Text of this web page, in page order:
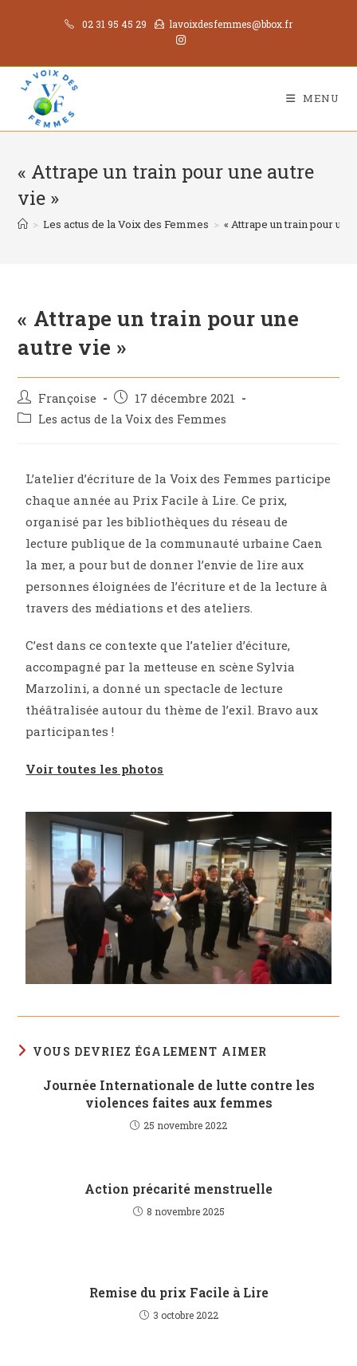
02 31 95 45 29 lavoixdesfemmes@bbox.fr
MENU
« Attrape un train pour une autre
vie »
> Les actus de la Voix des Femmes > « Attrape un train pour
« Attrape un train pour une
autre vie »
Françoise
17 décembre 2021
Les actus de la Voix des Femmes
L’atelier d’écriture de la Voix des Femmes participe
chaque année au Prix Facile à Lire. Ce prix,
organisé par les bibliothèques du réseau de
lecture publique de la communauté urbaine Caen
la mer, a pour but de donner l’envie de lire aux
personnes éloignées de l’écriture et de la lectureà
travers des médiations et des ateliers.
C’est dans ce contexte que l’atelier d’éciture,
accompagné par la metteuse en scène Sylvia
Marzolini, a donné un spectacle de lecture
théâtralisée autour du thème de l’exil. Bravo aux
participantes !
Voir toutes les photos
VOUS DEVRIEZ ÉGALEMENT AIMER
Journée Internationale de lutte contre les
violences faites aux femmes
25 novembre 2022
Action précarité menstruelle
8 novembre 2025
Remise du prix Facile à Lire
3 octobre 2022